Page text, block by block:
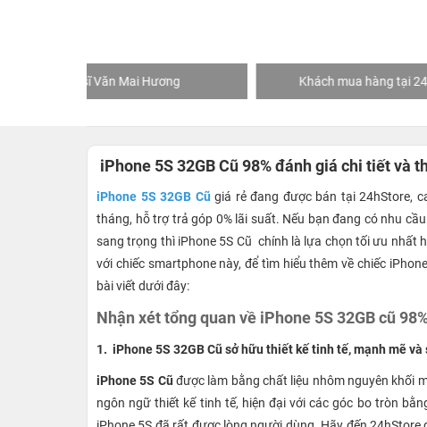
Khách mua hàng tại 24hStore
iPhone 5S 32GB Cũ 98% đánh giá chi tiết và
iPhone 5S 32GB Cũ giá rẻ đang được bán tại 24hStore,
tháng, hỗ trợ trả góp 0% lãi suất. Nếu bạn đang có nhu
sang trọng thì iPhone 5S Cũ chính là lựa chọn tối ưu nhất
với chiếc smartphone này, để tìm hiểu thêm về chiếc
bài viết dưới đây:
Nhận xét tổng quan về iPhone 5S 32GB cũ
1. iPhone 5S 32GB Cũ sở hữu thiết kế tinh tế, mạnh mẽ và
iPhone 5S Cũ được làm bằng chất liệu nhôm nguyên khối
ngôn ngữ thiết kế tinh tế, hiện đại với các góc bo tròn